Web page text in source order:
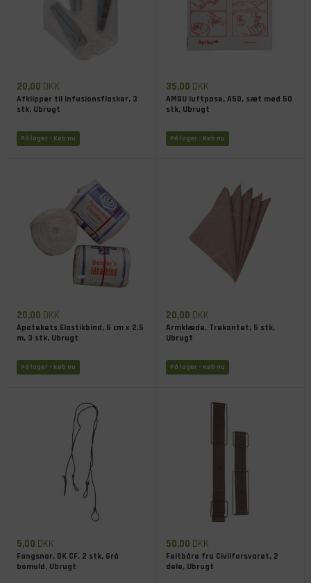
20,00 DKK
Afklipper til infusionsflasker, 3
stk, Ubrugt
På lager - Køb nu
35,00 DKK
AMBU luftpose, A50, sæt med 50
stk, Ubrugt
På lager - Køb nu
20,00 DKK
Apotekets Elastikbind, 6 cm x 2,5
m, 3 stk, Ubrugt
På lager - Køb nu
20,00 DKK
Armklæde, Trekantet, 5 stk,
Ubrugt
På lager - Køb nu
5,00 DKK
Fangsnor, DK CF, 2 stk, Grå
bomuld, Ubrugt
50,00 DKK
Feltbåre fra Civilforsvaret, 2
dele, Ubrugt